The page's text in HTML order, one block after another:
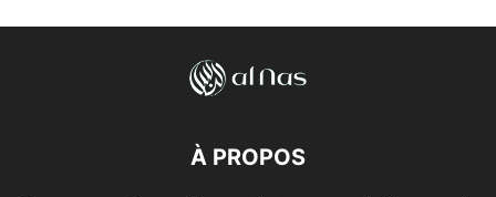
À PROPOS